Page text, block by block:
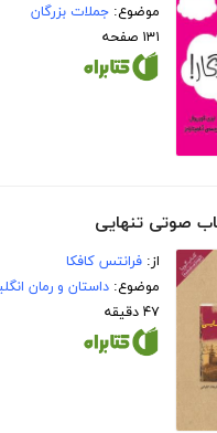
موضوع:جملات بزرگان
۱۳۱ صفحه
صوتی تنهایی
از:فرانتس کافکا
موضوع:داستان و رمان
۴۷ دقیقه